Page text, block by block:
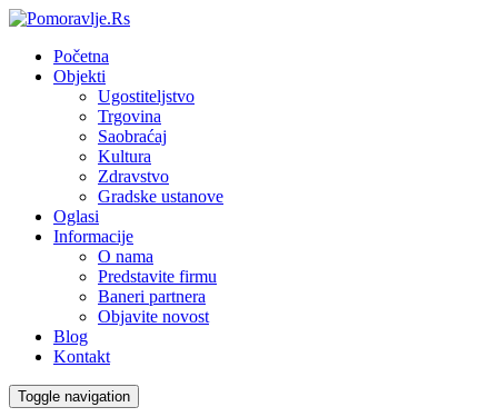
Početna
Objekti
Ugostiteljstvo
Trgovina
Saobraćaj
Kultura
Zdravstvo
Gradske ustanove
Oglasi
Informacije
O nama
Predstavite firmu
Baneri partnera
Objavite novost
Blog
Kontakt
Toggle navigation